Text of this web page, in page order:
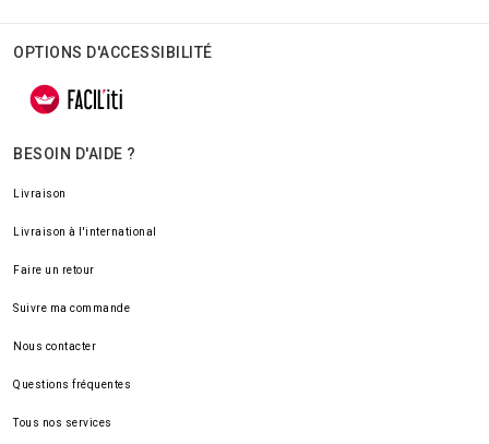
OPTIONS D'ACCESSIBILITÉ
BESOIN D'AIDE ?
Livraison
Livraison à l'international
Faire un retour
Suivre ma commande
Nous contacter
Questions fréquentes
Tous nos services